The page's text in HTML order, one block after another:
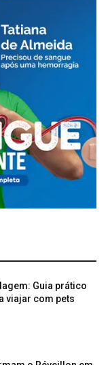
Guia prático
viajar com pets